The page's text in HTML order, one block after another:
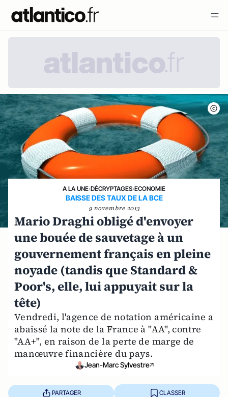
A LA UNE›DÉCRYPTAGES›ECONOMIE
BAISSE DES TAUX DE LA BCE
9 novembre 2013
Mario Draghi obligé d'envoyer
une bouée de sauvetage à un
gouvernement français en pleine
noyade (tandis que Standard &
Poor's, elle, lui appuyait sur la
tête)
Vendredi, l'agence de notation américaine a
abaissé la note de la France à "AA", contre
"AA+", en raison de la perte de marge de
manœuvre financière du pays.
Jean-Marc Sylvestre
PARTAGER CLASSER